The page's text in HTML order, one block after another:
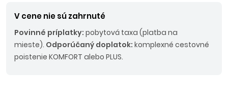
V cene nie sú zahrnuté
Povinné príplatky: pobytová taxa (platba na
mieste). Odporúčaný doplatok: komplexné cestovné
poistenie KOMFORT alebo PLUS.